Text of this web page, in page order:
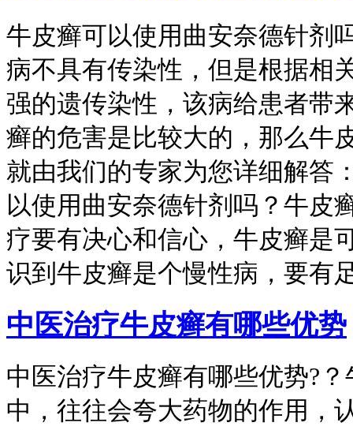
牛皮癣可以使用曲安奈德针剂
病不具有传染性，但是根据相
强的遗传染性，该病给患者带
癣的危害是比较大的，那么牛
就由我们的专家为您详细解答
以使用曲安奈德针剂吗？牛皮
疗要有决心和信心，牛皮癣是
识到牛皮癣是个慢性病，要有
中医治疗牛皮癣有哪些优势
中医治疗牛皮癣有哪些优势?
中，往往会夸大药物的作用，